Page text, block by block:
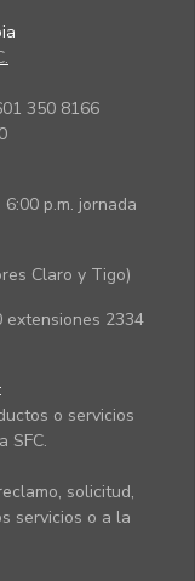
350 8166
p.m. jornada
Claro y Tigo)
extensiones 2334
:
o servicios
SFC.
solicitud,
servicios o a la